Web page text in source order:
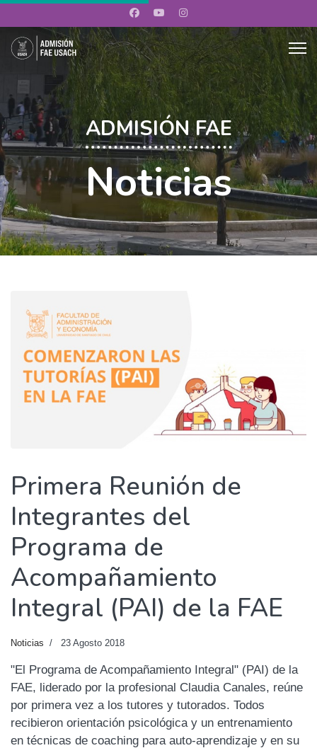
ADMISIÓN FAE
Noticias
Primera Reunión de
Integrantes del
Programa de
Acompañamiento
Integral (PAI) de la FAE
Noticias 23 Agosto 2018
"El Programa de Acompañamiento Integral" (PAI) de la
FAE, liderado por la profesional Claudia Canales, reúne
por primera vez a los tutores y tutorados. Todos
recibieron orientación psicológica y un entrenamiento
en técnicas de coaching para auto-aprendizaje y en su